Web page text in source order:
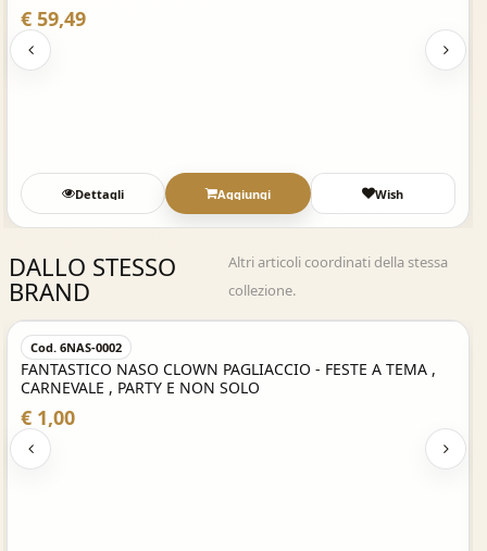
€ 59,49
Dettagli Aggiungi Wish
DALLO STESSO
BRAND
Altri articoli coordinati della stessa
collezione.
Acquisto Veloce
Cod. 6NAS-0002
FANTASTICO NASO CLOWN PAGLIACCIO - FESTE A TEMA ,
CARNEVALE , PARTY E NON SOLO
€ 1,00